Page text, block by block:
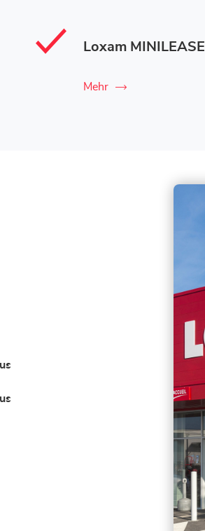
Loxam MINILEASE
Mehr